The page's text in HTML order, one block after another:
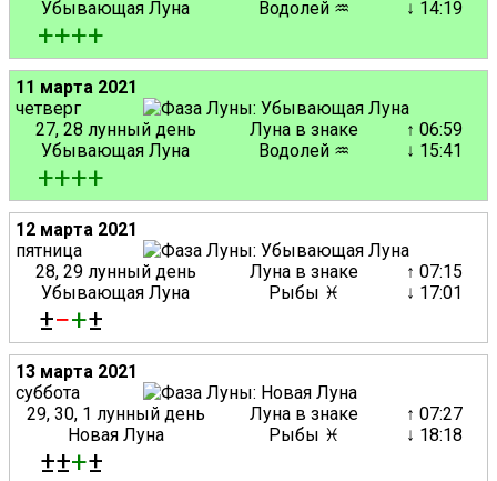
Убывающая Луна Водолей ♒ ↓ 14:19
++++
11 марта 2021
четверг
27, 28 лунный день
Убывающая Луна
Луна в знаке
Водолей ♒
↑ 06:59
↓ 15:41
++++
12 марта 2021
пятница
28, 29 лунный день
Убывающая Луна
Луна в знаке
Рыбы ♓
↑ 07:15
↓ 17:01
±−+±
13 марта 2021
суббота
29, 30, 1 лунный день
Новая Луна
Луна в знаке
Рыбы ♓
↑ 07:27
↓ 18:18
±±+±